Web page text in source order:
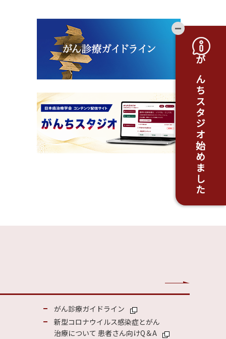
がん診療ガイドライン
新型コロナウイルス感染症とがん
治療について 患者さん向けQ＆A
開閉ボタン
がんちスタジオ始めました